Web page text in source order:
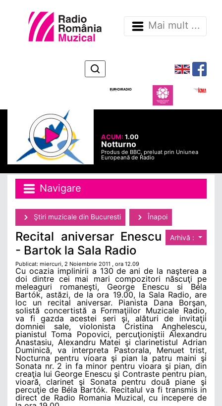
Mai mult ...
ACUM:1.00
Notturno
Produs de BBC, preluat prin Uniunea
Europeană de Radio
Navigare
Ştiri muzicale din Bucuresti Înapoi
Arhivă :
Recital aniversar Enescu
- Bartok la Sala Radio
Publicat: miercuri, 2 Noiembrie 2011 , ora 12.09
Cu ocazia implinirii a 130 de ani de la naşterea a
doi dintre cei mai mari compozitori născuţi pe
meleaguri romaneşti, George Enescu si Béla
Bartók, astăzi, de la ora 19.00, la Sala Radio, are
loc un recital aniversar. Pianista Dana Borşan,
solistă concertistă a Formaţiilor Muzicale Radio,
va fi gazda acestei seri şi, alături de invitaţii
domniei sale, violonista Cristina Anghelescu,
pianistul Toma Popovici, percuţioniştii Alexandru
Anastasiu, Alexandru Matei şi clarinetistul Adrian
Duminică, va interpreta Pastorala, Menuet trist,
Nocturna pentru vioara şi pian la patru maini şi
Sonata nr. 2 in fa minor pentru vioara şi pian, din
creaţia lui George Enescu şi Contraste pentru pian,
vioară, clarinet şi Sonata pentru două piane şi
percuţie de Béla Bartók. Recitalul va fi transmis in
direct de Radio Romania Muzical, cu incepere de